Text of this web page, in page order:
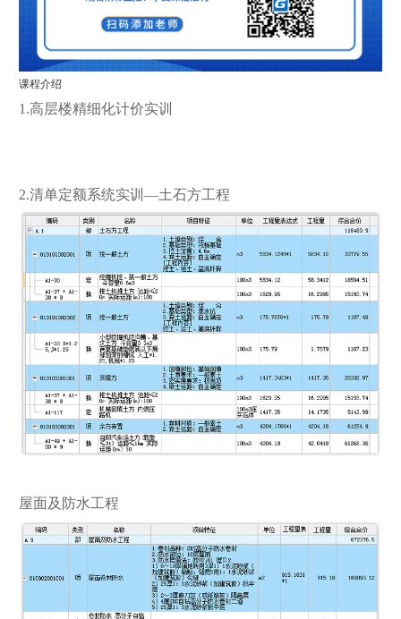
课程介绍
1.高层楼精细化计价实训
2.清单定额系统实训—土石方工程
屋面及防水工程